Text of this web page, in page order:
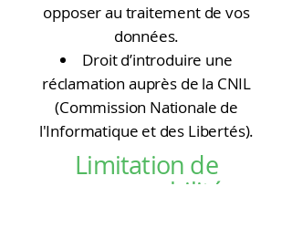
opposer au traitement de vos
données.
Droit d’introduire une
réclamation auprès de la CNIL
(Commission Nationale de
l'Informatique et des Libertés).
Limitation de
responsabilité